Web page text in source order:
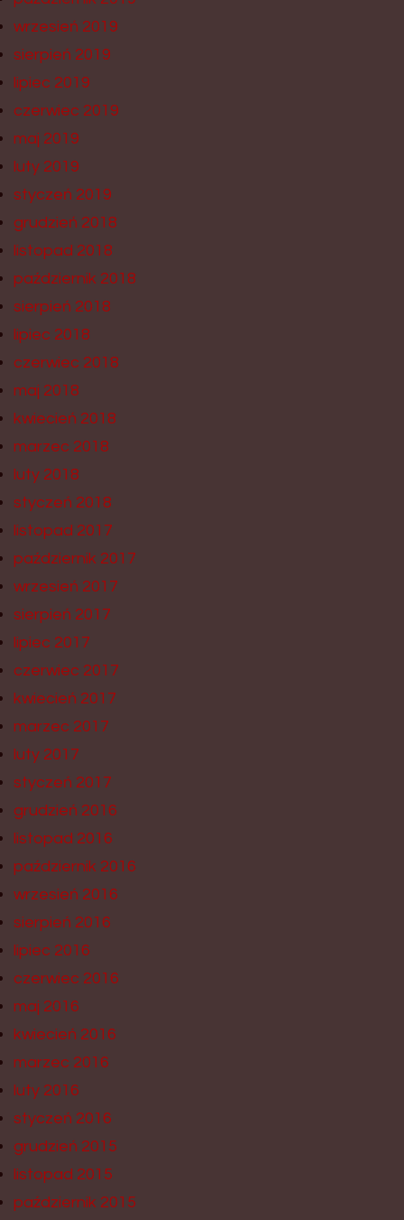
wrzesień 2019
sierpień 2019
lipiec 2019
czerwiec 2019
maj 2019
luty 2019
styczeń 2019
grudzień 2018
listopad 2018
październik 2018
sierpień 2018
lipiec 2018
czerwiec 2018
maj 2018
kwiecień 2018
marzec 2018
luty 2018
styczeń 2018
listopad 2017
październik 2017
wrzesień 2017
sierpień 2017
lipiec 2017
czerwiec 2017
kwiecień 2017
marzec 2017
luty 2017
styczeń 2017
grudzień 2016
listopad 2016
październik 2016
wrzesień 2016
sierpień 2016
lipiec 2016
czerwiec 2016
maj 2016
kwiecień 2016
marzec 2016
luty 2016
styczeń 2016
grudzień 2015
listopad 2015
październik 2015